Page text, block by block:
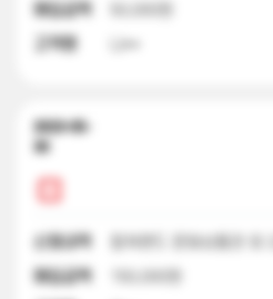
매입금액
고객명
2023-05-
30
신청내역
매입금액